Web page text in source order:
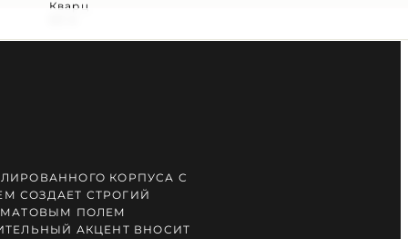
Кварц
КОРПУСА С
СОЗДАЕТ СТРОГИЙ
МАТОВЫМ ПОЛЕМ
АКЦЕНТ ВНОСИТ